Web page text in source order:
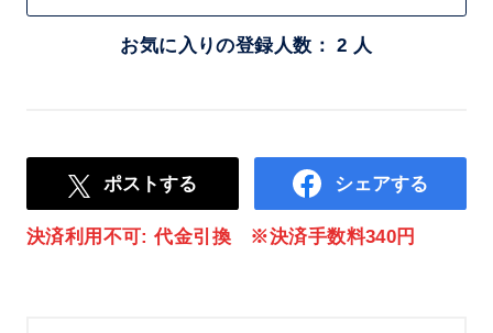
お気に入りの登録人数： 2 人
ポストする シェアする
決済利用不可: 代金引換 ※決済手数料340円